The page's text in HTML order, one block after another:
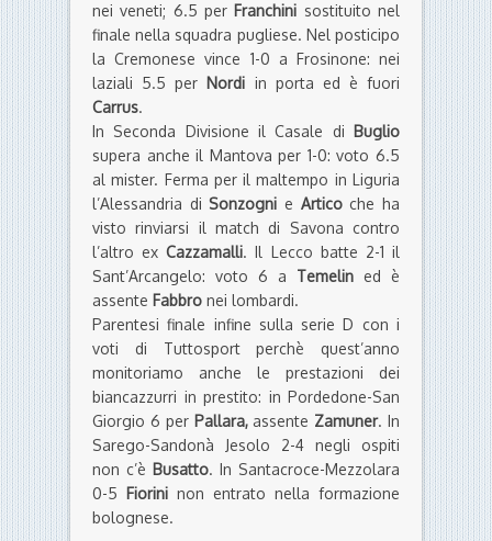
nei veneti; 6.5 per Franchini sostituito nel
finale nella squadra pugliese. Nel posticipo
la Cremonese vince 1-0 a Frosinone: nei
laziali 5.5 per Nordi in porta ed è fuori
Carrus.
In Seconda Divisione il Casale di Buglio
supera anche il Mantova per 1-0: voto 6.5
al mister. Ferma per il maltempo in Liguria
l’Alessandria diSonzogni e Artico che ha
visto rinviarsi il match di Savona contro
l’altro exCazzamalli. Il Lecco batte 2-1 il
Sant’Arcangelo: voto 6 a Temelin ed è
assente Fabbro nei lombardi.
Parentesi finale infine sulla serie D con i
voti di Tuttosport perchè quest’anno
monitoriamo anche le prestazioni dei
biancazzurri in prestito: in Pordedone-San
Giorgio 6 per Pallara,assente Zamuner. In
Sarego-Sandonà Jesolo 2-4 negli ospiti
non c’è Busatto. In Santacroce-Mezzolara
0-5 Fiorini non entrato nella formazione
bolognese.